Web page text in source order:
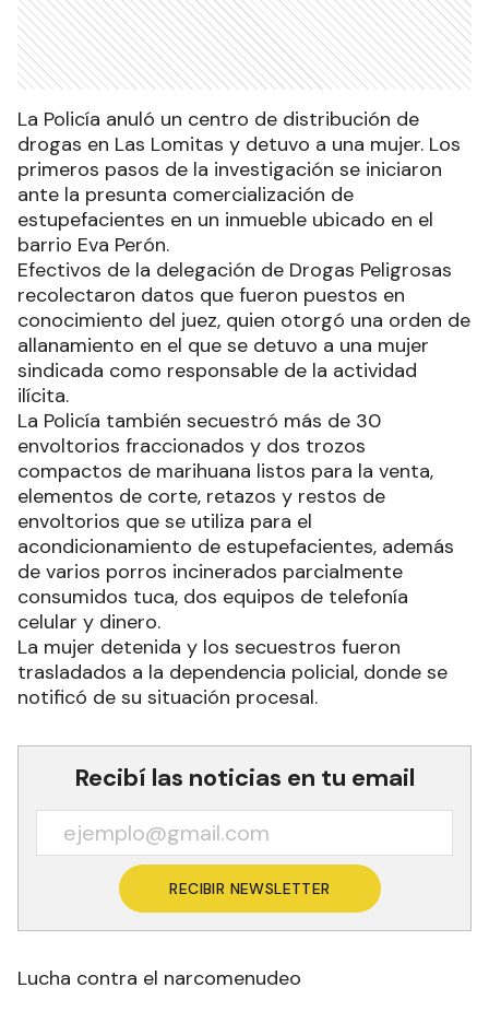
La Policía anuló un centro de distribución de
drogas en Las Lomitas y detuvo a una mujer. Los
primeros pasos de la investigación se iniciaron
ante la presunta comercialización de
estupefacientes en un inmueble ubicado en el
barrio Eva Perón.
Efectivos de la delegación de Drogas Peligrosas
recolectaron datos que fueron puestos en
conocimiento del juez, quien otorgó una orden de
allanamiento en el que se detuvo a una mujer
sindicada como responsable de la actividad
ilícita.
La Policía también secuestró más de 30
envoltorios fraccionados y dos trozos
compactos de marihuana listos para la venta,
elementos de corte, retazos y restos de
envoltorios que se utiliza para el
acondicionamiento de estupefacientes, además
de varios porros incinerados parcialmente
consumidos tuca, dos equipos de telefonía
celular y dinero.
La mujer detenida y los secuestros fueron
trasladados a la dependencia policial, donde se
notificó de su situación procesal.
Recibí las noticias en tu email
RECIBIR NEWSLETTER
Lucha contra el narcomenudeo